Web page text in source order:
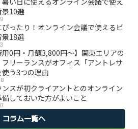
景10選
ったり！オンライン会議で使えるビ
景18選
用0円・月額3,800円〜】関東エリアの
リーランスがオフィス「アントレサ
う3つの理由
ンスが初クライアントとのオンライン
しておいた方がよいこと
コラム一覧へ